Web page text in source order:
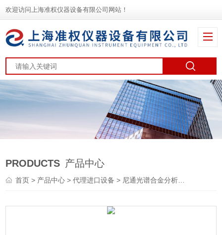
欢迎访问上海准权仪器设备有限公司网站！
PRODUCTS 产品中心
首页> 产品中心 >代理进口设备 > 尼通光谱合金分析仪